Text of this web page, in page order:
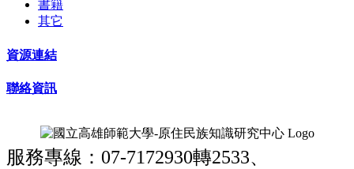
書籍
其它
資源連結
聯絡資訊
服務專線：07-7172930轉2533、